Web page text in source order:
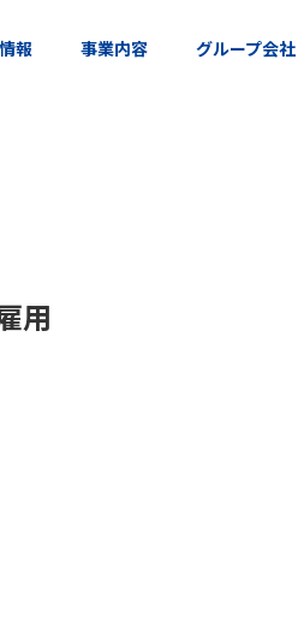
報 事業内容 グループ会社
用